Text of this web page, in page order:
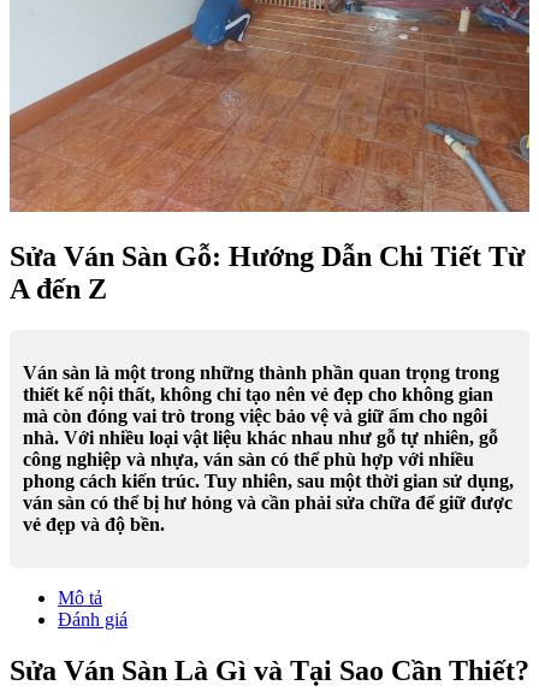
Sửa Ván Sàn Gỗ: Hướng Dẫn Chi Tiết Từ
A đến Z
Ván sàn là một trong những thành phần quan trọng trong
thiết kế nội thất, không chỉ tạo nên vẻ đẹp cho không gian
mà còn đóng vai trò trong việc bảo vệ và giữ ấm cho ngôi
nhà. Với nhiều loại vật liệu khác nhau như gỗ tự nhiên, gỗ
công nghiệp và nhựa, ván sàn có thể phù hợp với nhiều
phong cách kiến trúc. Tuy nhiên, sau một thời gian sử dụng,
ván sàn có thể bị hư hỏng và cần phải sửa chữa để giữ được
vẻ đẹp và độ bền.
Mô tả
Đánh giá
Sửa Ván Sàn Là Gì và Tại Sao Cần Thiết?